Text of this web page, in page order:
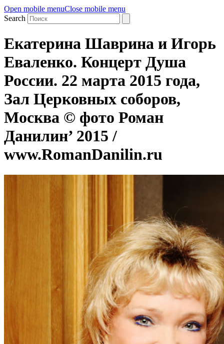
Open mobile menuClose mobile menu
Search
Екатерина Шаврина и Игорь
Еваленко. Концерт Душа
России. 22 марта 2015 года,
Зал Церковных соборов,
Москва © фото Роман
Данилин’ 2015 /
www.RomanDanilin.ru